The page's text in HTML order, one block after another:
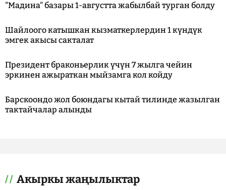
"Мадина" базары 1-августта жабылбай турган болду
Шайлоого катышкан кызматкерлердин 1 күндүк
эмгек акысы сакталат
Президент браконьерлик үчүн 7 жылга чейин
эркинен ажыраткан мыйзамга кол койду
Барскоондо жол боюндагы кытай тилинде жазылган
тактайчалар алынды
Акыркы жаңылыктар